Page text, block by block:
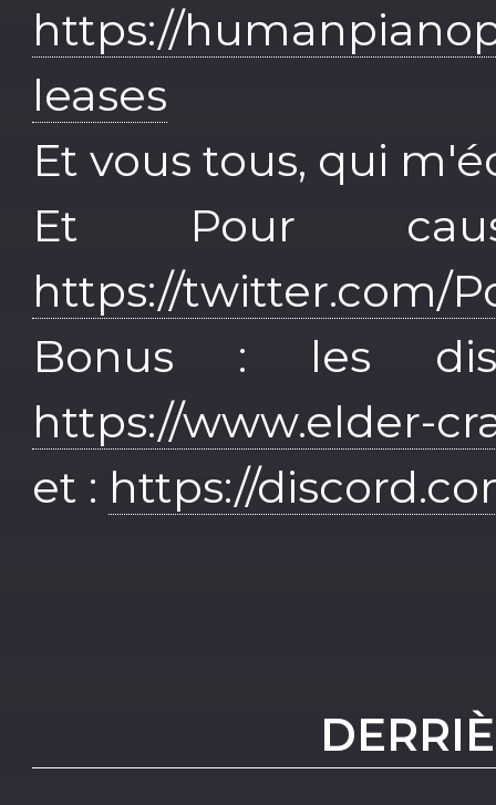
https://
leases
Et vous tous, qui
Et Pour
https://twitter.com/
Bonus : les
https://www.elder-
et : https://